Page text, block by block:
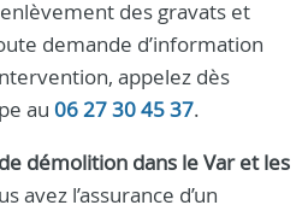
des gravats et
demande d’information
appelez dès
au 06 27 30 45 37.
démolition dans le Var et les
avez l’assurance d’un